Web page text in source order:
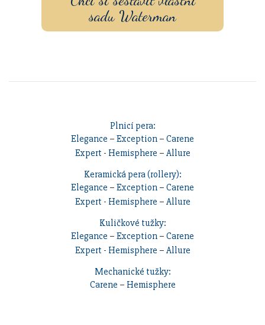
sadu Waterman
Plnicí pera:
Elegance – Exception – Carene
Expert - Hemisphere – Allure
Keramická pera (rollery):
Elegance – Exception – Carene
Expert - Hemisphere – Allure
Kuličkové tužky:
Elegance – Exception – Carene
Expert - Hemisphere – Allure
Mechanické tužky:
Carene – Hemisphere